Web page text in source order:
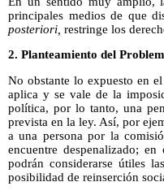
principales medios de que
posteriori, restringe los
2. Planteamiento del
No obstante lo expuesto en
aplica y se vale de la
política, por lo tanto, una
prevista en la ley. Así, por
a una persona por la
encuentre despenalizado;
podrán considerarse útiles
posibilidad de reinserción